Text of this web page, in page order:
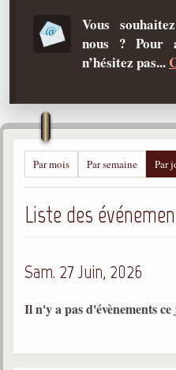
Médiums
Allan Kardec
1804-1869
Léon Denis
1846-1927
Gabriel Delanne
1910-2002
Divaldo Franco
1927-2025
Vous
nous ? Pour
n’hésitez pas...
Par mois Par semaine Par
Liste des
Sam. 27 Juin, 2026
Il n'y a pas d'évènements